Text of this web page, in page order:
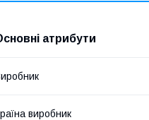
атрибути
виробник